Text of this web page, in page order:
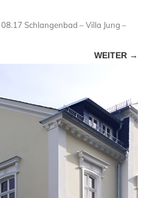
08.17 Schlangenbad – Villa Jung –
WEITER →